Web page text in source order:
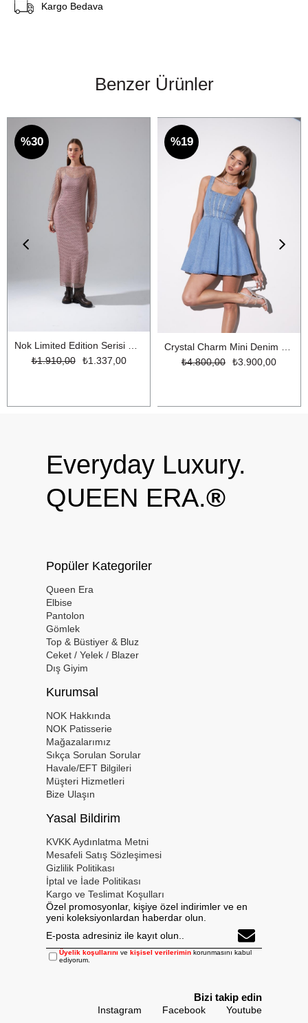
Kargo Bedava
Benzer Ürünler
₺1.337,00
₺1.910,00
%30
₺3.900,00
₺4.800,00
%19
Everyday Luxury.
QUEEN ERA.®
Popüler Kategoriler
Queen Era
Elbise
Pantolon
Gömlek
Top & Büstiyer & Bluz
Ceket / Yelek / Blazer
Dış Giyim
Kurumsal
NOK Hakkında
NOK Patisserie
Mağazalarımız
Sıkça Sorulan Sorular
Havale/EFT Bilgileri
Müşteri Hizmetleri
Bize Ulaşın
Yasal Bildirim
KVKK Aydınlatma Metni
Mesafeli Satış Sözleşimesi
Gizlilik Politikası
İptal ve İade Politikası
Kargo ve Teslimat Koşulları
Özel promosyonlar, kişiye özel indirimler ve en
yeni koleksiyonlardan haberdar olun.
Üyelik koşullarını vekişisel verilerimin korunmasını kabul
ediyorum.
Bizi takip edin
Instagram Facebook Youtube